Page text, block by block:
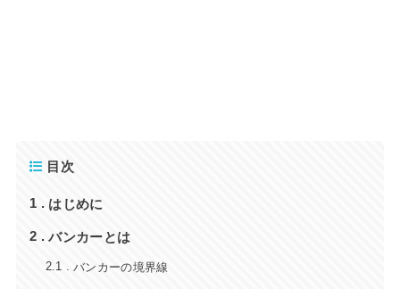
目次
1 はじめに
2 バンカーとは
2.1 バンカーの境界線